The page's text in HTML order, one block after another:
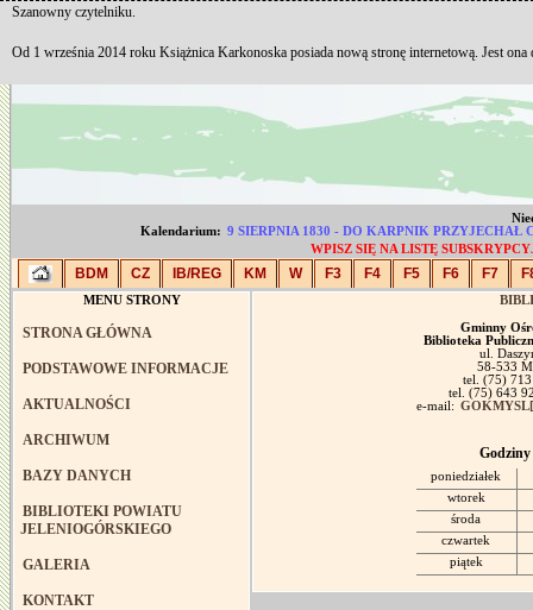
Kalendarium: 9 SIERPNIA 1830 - DO KARPNIK
WPISZ SIĘ NA LISTĘ
BDM CZ IB/REG KM W F3 F4 F5 F6 F7
MENU STRONY
STRONA GŁÓWNA
PODSTAWOWE INFORMACJE
AKTUALNOŚCI
ARCHIWUM
BAZY DANYCH
BIBLIOTEKI POWIATU
JELENIOGÓRSKIEGO
GALERIA
KONTAKT
Gminny
Biblioteka
ul.
58-533
tel. (75)
tel. (75) 643
e-mail:
poniedziałek
wtorek
środa
czwartek
piątek
Szanowny czytelniku.
Od 1 września 2014 roku Książnica Karkonoska posiada nową stronę internetową. Jest ona